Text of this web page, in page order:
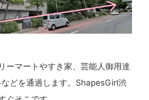
ーマートやすき家、芸能人御用達
どを通過します。ShapesGirl渋